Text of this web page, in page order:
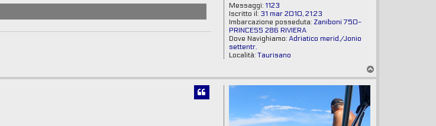
Messaggi: 1123
Iscritto il: 31 mar 2010, 21:23
Imbarcazione posseduta: Zaniboni 750-
PRINCESS 286 RIVIERA
Dove Navighiamo: Adriatico merid./Jonio
settentr.
Località: Taurisano
o